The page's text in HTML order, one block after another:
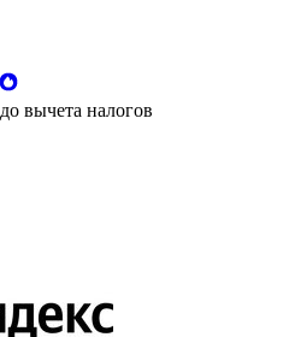
до вычета налогов